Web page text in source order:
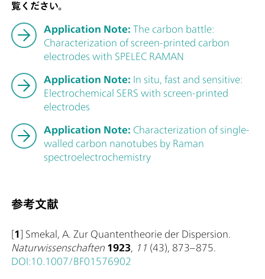
覧ください。
Application Note: The carbon battle:
Characterization of screen-printed carbon
electrodes with SPELEC RAMAN
Application Note:
In situ, fast and sensitive:
Electrochemical SERS with screen-printed
electrodes
Application Note: Characterization of single-
walled carbon nanotubes by Raman
spectroelectrochemistry
参考文献
1
] Smekal, A. Zur Quantentheorie der Dispersion.
Naturwissenschaften 1923 11 (43), 873–875.
DOI:10.1007/BF01576902